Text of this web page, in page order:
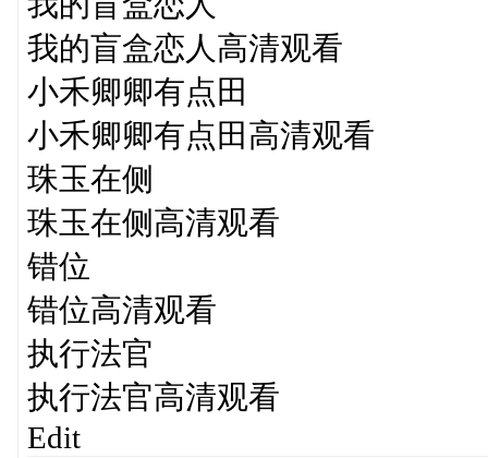
我的盲盒恋人高清观看
小禾卿卿有点田
小禾卿卿有点田高清观看
珠玉在侧
珠玉在侧高清观看
错位
错位高清观看
执行法官
执行法官高清观看
Edit